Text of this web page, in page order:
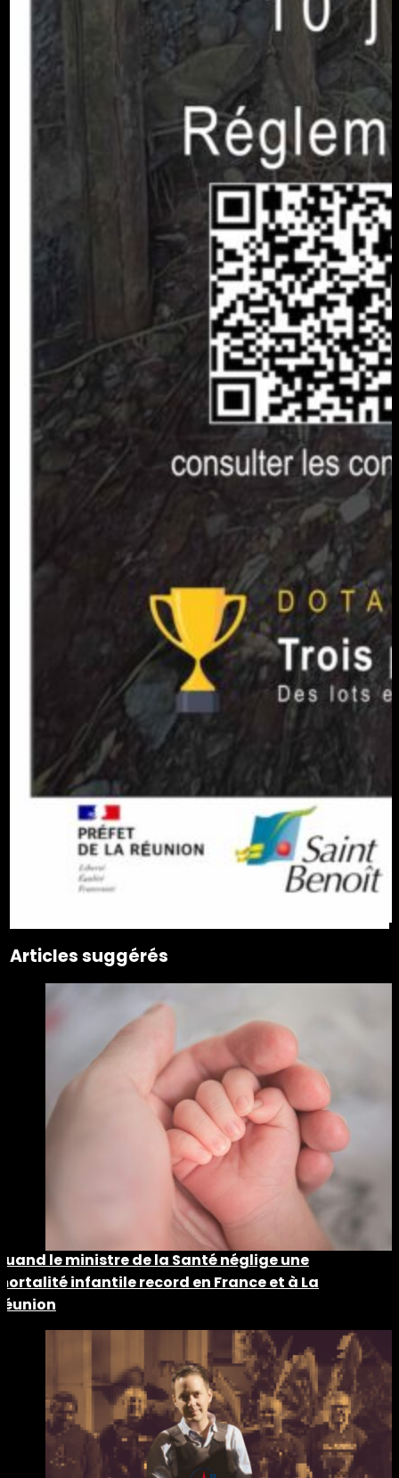
Articles suggérés
le ministre de la Santé néglige une
infantile record en France et à La